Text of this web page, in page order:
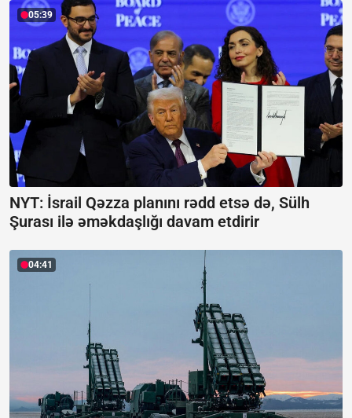
05:39
NYT: İsrail Qəzza planını rədd etsə də, Sülh
Şurası ilə əməkdaşlığı davam etdirir
04:41